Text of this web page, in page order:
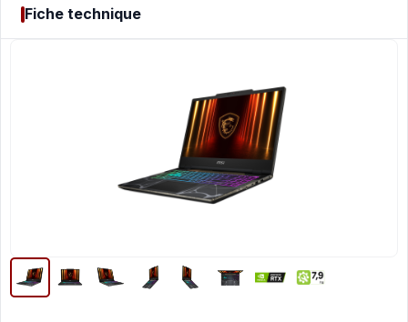
Fiche technique